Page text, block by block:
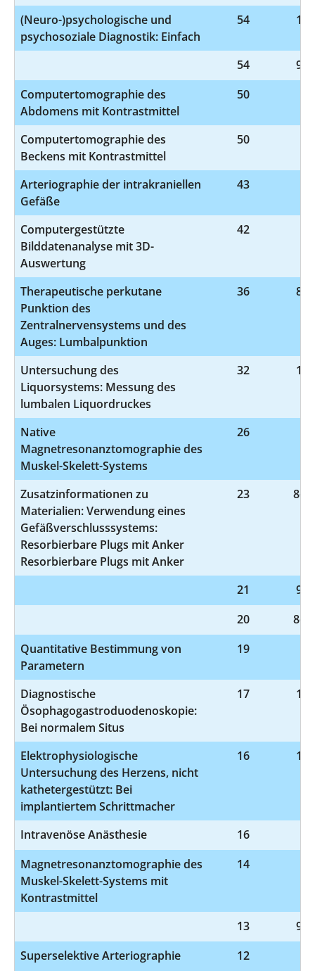
(Neuro-)psychologische und
psychosoziale Diagnostik: Einfach
54 1-
54
9-
Computertomographie des
Abdomens mit Kontrastmittel
50
Computertomographie des
Beckens mit Kontrastmittel
50
Arteriographie der intrakraniellen
Gefäße
43
Computergestützte
Bilddatenanalyse mit 3D-
Auswertung
42
Therapeutische perkutane
Punktion des
Zentralnervensystems und des
Auges: Lumbalpunktion
36 8-
Untersuchung des
Liquorsystems: Messung des
lumbalen Liquordruckes
32 1-
Native
Magnetresonanztomographie des
Muskel-Skelett-Systems
26
Zusatzinformationen zu
Materialien: Verwendung eines
Gefäßverschlusssystems:
Resorbierbare Plugs mit Anker
Resorbierbare Plugs mit Anker
23 8-
21
9-
20
8-
Quantitative Bestimmung von
Parametern
19
Diagnostische
Ösophagogastroduodenoskopie:
Bei normalem Situs
17 1-
Elektrophysiologische
Untersuchung des Herzens, nicht
kathetergestützt: Bei
implantiertem Schrittmacher
16 1-
Intravenöse Anästhesie 16
Magnetresonanztomographie des
Muskel-Skelett-Systems mit
Kontrastmittel
14
13
9-
Superselektive Arteriographie
12